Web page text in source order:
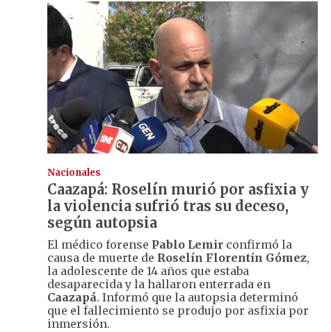
Nacionales
Caazapá: Roselín murió por asfixia y
la violencia sufrió tras su deceso,
según autopsia
El médico forense Pablo Lemir confirmó la
causa de muerte de Roselín Florentín Gómez,
la adolescente de 14 años que estaba
desaparecida y la hallaron enterrada en
Caazapá. Informó que la autopsia determinó
que el fallecimiento se produjo por asfixia por
inmersión.